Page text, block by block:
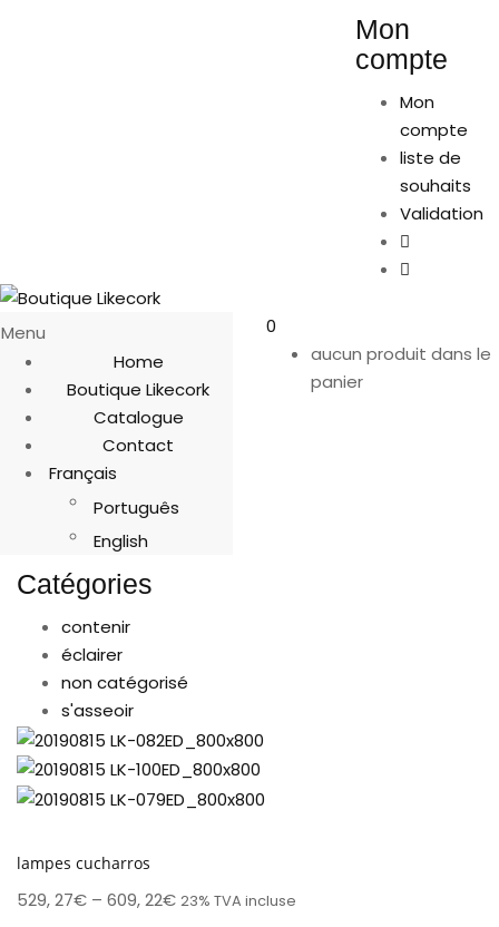
Mon
compte
Mon
compte
liste de
souhaits
Validation
Menu
Home
Boutique Likecork
Catalogue
Contact
Français
Português
English
0
aucun produit dans le
panier
Catégories
contenir
éclairer
non catégorisé
s'asseoir
lampes cucharros
529, 27€ – 609, 22€ 23% TVA incluse